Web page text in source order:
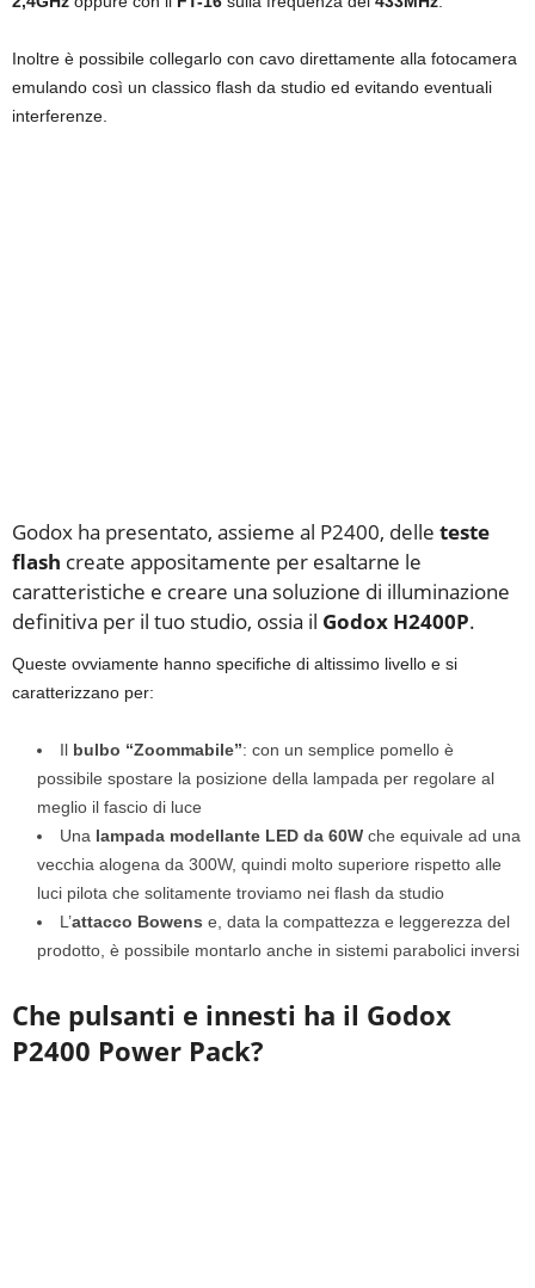
Inoltre è possibile collegarlo con cavo direttamente alla fotocamera
emulando così un classico flash da studio ed evitando eventuali
interferenze.
Godox ha presentato, assieme al P2400, delle teste
flash create appositamente per esaltarne le
caratteristiche e creare una soluzione di illuminazione
definitiva per il tuo studio, ossia il Godox H2400P.
Queste ovviamente hanno specifiche di altissimo livello e si
caratterizzano per:
Il bulbo “Zoommabile”: con un semplice pomello è
possibile spostare la posizione della lampada per regolare al
meglio il fascio di luce
Una lampada modellante LED da 60W che equivale ad una
vecchia alogena da 300W, quindi molto superiore rispetto alle
luci pilota che solitamente troviamo nei flash da studio
L’attacco Bowens e, data la compattezza e leggerezza del
prodotto, è possibile montarlo anche in sistemi parabolici inversi
Che pulsanti e innesti ha il Godox
P2400 Power Pack?